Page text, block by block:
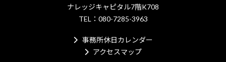
ナレッジキャピタル7階K708
TEL：080-7285-3963
事務所休日カレンダー
アクセスマップ